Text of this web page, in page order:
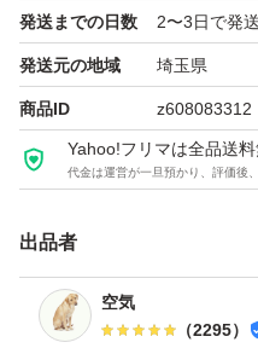
酒用のP箱で発送しており
・段ボールご希望の際は購
さい。
・配達日時のご希望があ
絡ください。
ますが、ご了承下さい。
・ダンボールは破損しや
す。※四合瓶はサイズの都
発送までの日数 2〜3日で発送
発送元の地域 埼玉県
商品ID z608083312
Yahoo!フリマは全品送
代金は運営が一旦預かり、評価後
出品者
空気
（2295）